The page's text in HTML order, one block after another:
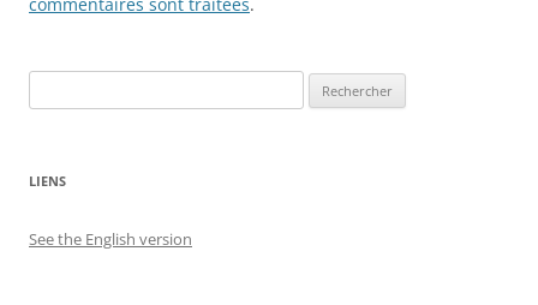
LIENS
See the English version